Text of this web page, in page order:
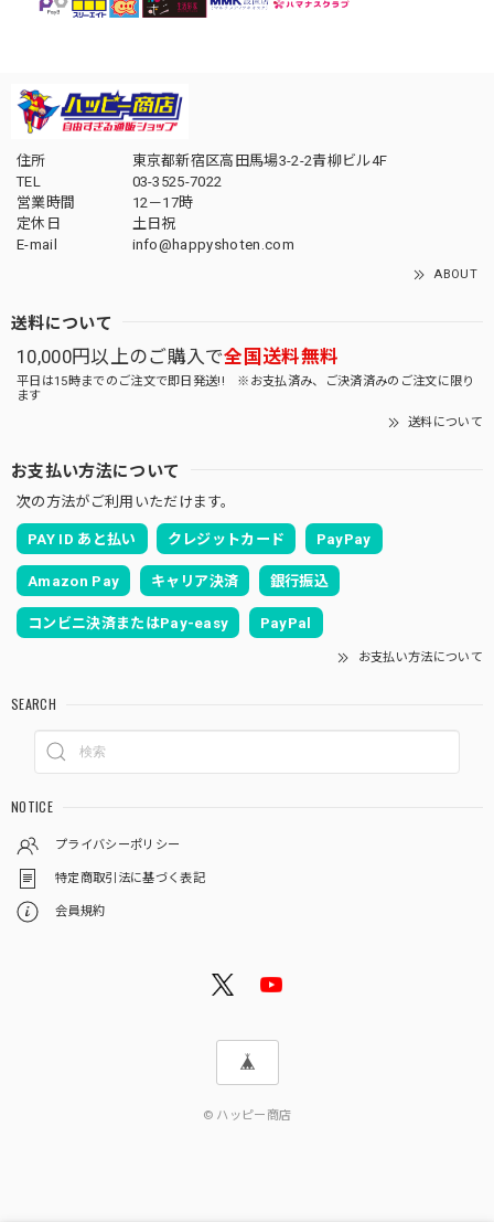
住所
東京都新宿区高田馬場3-2-2青柳ビル4F
TEL
03-3525-7022
営業時間
12－17時
定休日
土日祝
E-mail
info@happyshoten.com
ABOUT
送料について
10,000円以上のご購入で全国送料無料
平日は15時までのご注文で即日発送!! ※お支払済み、ご決済済みのご注文に限り
ます
送料について
お支払い方法について
次の方法がご利用いただけます。
PAY ID あと払い クレジットカード PayPay
Amazon Pay キャリア決済 銀行振込
コンビニ決済またはPay-easy PayPal
お支払い方法について
SEARCH
NOTICE
プライバシーポリシー
特定商取引法に基づく表記
会員規約
© ハッピー商店